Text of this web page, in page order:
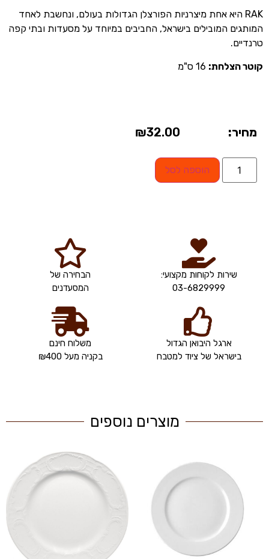
RAK היא אחת מיצרניות הפורצלן הגדולות בעולם, ונחשבת לאחד
המותגים המובילים בישראל, החביבים במיוחד על מסעדות ובתי קפה
טרנדיים.
קוטר הצלחת:
מחיר: ₪32.00
הוספה לסל
שירות לקוחות מקצועי:
03-6829999
הבחירה של
המסעדנים
ארגל היבואן הגדול
בישראל של ציוד למטבח
משלוח חינם
בקניה מעל ₪400
מוצרים נוספים